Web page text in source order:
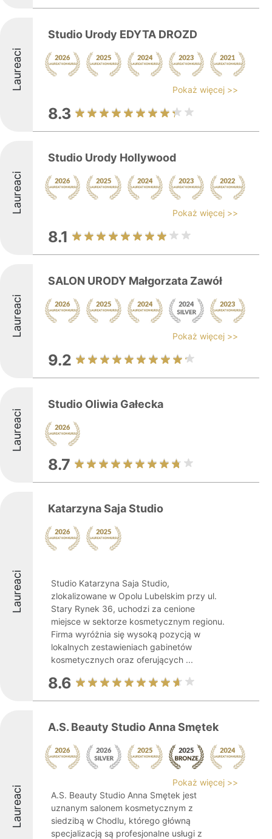
Laureaci
Studio Urody EDYTA DROZD
Pokaż więcej >>
8.3
Laureaci
Studio Urody Hollywood
Pokaż więcej >>
8.1
Laureaci
SALON URODY Małgorzata Zawół
Pokaż więcej >>
9.2
Laureaci
Studio Oliwia Gałecka
8.7
Laureaci
Katarzyna Saja Studio
Studio Katarzyna Saja Studio,
zlokalizowane w Opolu Lubelskim przy ul.
Stary Rynek 36, uchodzi za cenione
miejsce w sektorze kosmetycznym regionu.
Firma wyróżnia się wysoką pozycją w
lokalnych zestawieniach gabinetów
kosmetycznych oraz oferujących ...
8.6
Laureaci
A.S. Beauty Studio Anna Smętek
Pokaż więcej >>
A.S. Beauty Studio Anna Smętek jest
uznanym salonem kosmetycznym z
siedzibą w Chodlu, którego główną
specjalizacją są profesjonalne usługi z